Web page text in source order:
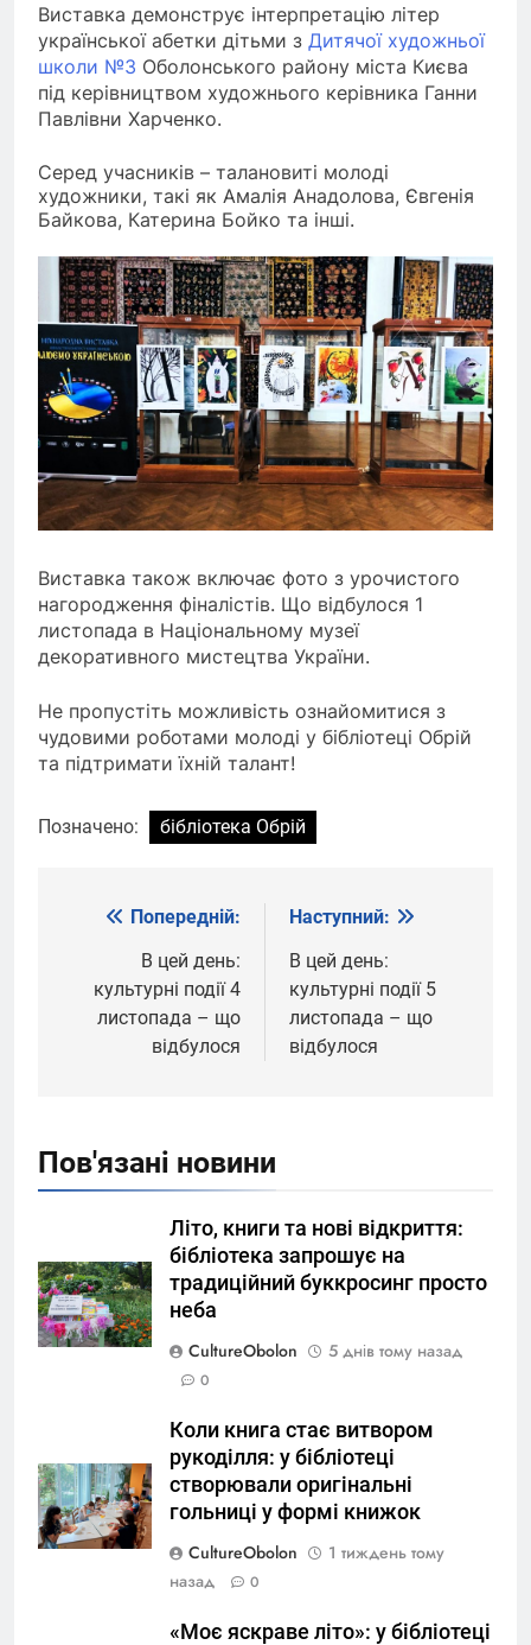
Виставка демонструє інтерпретацію літер
української абетки дітьми з Дитячої художньої
школи №3 Оболонського району міста Києва
під керівництвом художнього керівника Ганни
Павлівни Харченко.
Серед учасників – талановиті молоді
художники, такі як Амалія Анадолова, Євгенія
Байкова, Катерина Бойко та інші.
Виставка також включає фото з урочистого
нагородження фіналістів. Що відбулося 1
листопада в Національному музеї
декоративного мистецтва України.
Не пропустіть можливість ознайомитися з
чудовими роботами молоді у бібліотеці Обрій
та підтримати їхній талант!
Позначено: бібліотека Обрій
Навігація
записів
Попередній:
В цей день:
культурні події 4
листопада – що
відбулося
Наступний:
В цей день:
культурні події 5
листопада – що
відбулося
Пов'язані новини
Літо, книги та нові відкриття:
бібліотека запрошує на
традиційний буккросинг просто
неба
CultureObolon
5 днів тому назад
0
Коли книга стає витвором
рукоділля: у бібліотеці
створювали оригінальні
гольниці у формі книжок
CultureObolon
1 тиждень тому
назад
0
«Моє яскраве літо»: у бібліотеці